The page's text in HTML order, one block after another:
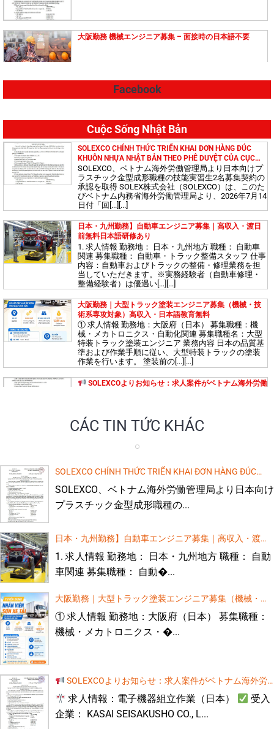
大阪勤務 機械エンジニア募集 – 面接時の日本語不要
【島根県勤務】技能実習生募集！ 高収入・日本語教育費
無料！
大阪（日本）で勤務する機械エンジニアを募集していま
す（高給、無料語学研修あり）
日本で働く建設技術者募集！高収入・日本語無料研修あ
り
【茨城県勤務】エンジニア募集！ 高待遇・日本語教育費無料！
【大阪府勤務】電気エンジニア募集！ 高待遇・日本語教
育費無料！
【愛知県・三重県】高待遇エンジニア募集！日本で活躍
するチャンス！
島根県で建設技術者募集！高給与・日本語教育無料サポ
ート
島根県で働く機械エンジニア募集（高給与・日本語教育
埼玉県の特定技能（食品加工）求人：低コスト・高収
入！
求人募集：プレス機操作・接着作業 技能実習生（男性5
【求人】CNCフライス盤加工エンジニア募集
Facebook
Cuộc Sống Nhật Bản
SOLEXCO CHÍNH THỨC TRIỂN KHAI ĐƠN HÀNG ĐÚC
KHUÔN NHỰA NHẬT BẢN THEO PHÊ DUYỆT CỦA CỤC
QUẢN LÝ LAO ĐỘNG NGOÀI NƯỚC
SOLEXCO、ベトナム海外労働管理局より日本向けプ
ラスチック金型成形職種の技能実習生2名募集契約の
承認を取得 SOLEX株式会社（SOLEXCO）は、このた
びベトナム内務省海外労働管理局より、2026年7月14
日付「回[...][...]
日本・九州勤務】自動車エンジニア募集｜高収入・渡日
前無料日本語研修あり
1. 求人情報 勤務地： 日本・九州地方 職種： 自動車
関連 募集職種： 自動車・トラック整備スタッフ 仕事
内容：自動車およびトラックの整備・修理業務を担
当していただきます。※実務経験者（自動車修理・
整備経験者）は優遇い[...][...]
大阪勤務｜大型トラック塗装エンジニア募集（機械・技
術系専攻対象）高収入・日本語教育無料
① 求人情報 勤務地：大阪府（日本） 募集職種：機
械・メカトロニクス・自動化関連 募集職種名：大型
特装トラック塗装エンジニア 業務内容 日本の品質基
準および作業手順に従い、大型特装トラックの塗装
作業を行います。 塗装前の[...][...]
SOLEXCOよりお知らせ：求人案件がベトナム海外労働
時給1,200円スタート・出国まで日本語研修無料
トロニクス 機械工学 自動化技術[...]
【島根県勤務】技能実習生募集！ 高収入・日本語教育費
無料！
1. 求人概要 勤務地： 日本・島根県 仕事内容： ・機
大阪（日本）で勤務する機械エンジニアを募集していま
す（高給、無料語学研修あり）
月給20万円スタート！正社員採用のチャンス
1. 求人情報
勤務地： 大阪府、日本
日本で働く建設技術者募集！高収入・日本語無料研修あ
り
日本勤務 建設エンジニア募集 月給25万円スター
ト！正社員採用のチャンス
【茨城県勤務】エンジニア募集！ 高待遇・日本語教育費無料！
1. 求人概要 勤務地：茨城県（日本） 募集対象：機械工学、電気・電子
工学、自動化工学、自動車工学などの関連学科を卒業された方 仕事内
容： ・機械製品の検査および梱包作業 ・NC工作機械、CNC工作機械の
操作 ・自動車部[...][...]
CÁC TIN TỨC KHÁC
SOLEXCO CHÍNH THỨC TRIỂN KHAI ĐƠN HÀNG ĐÚC
KHUÔN NHỰA NHẬT BẢN THEO PHÊ DUYỆT CỦA CỤC
QUẢN LÝ LAO ĐỘNG NGOÀI NƯỚC
SOLEXCO、ベトナム海外労働管理局より日本向け
プラスチック金型成形職種の...
日本・九州勤務】自動車エンジニア募集｜高収入・渡日
前無料日本語研修あり
1. 求人情報 勤務地： 日本・九州地方 職種： 自動
車関連 募集職種： 自動�...
大阪勤務｜大型トラック塗装エンジニア募集（機械・技
術系専攻対象）高収入・日本語教育無料
① 求人情報 勤務地：大阪府（日本） 募集職種：
機械・メカトロニクス・�...
SOLEXCOよりお知らせ：求人案件がベトナム海外労
働管理局（DOLAB）の承認を受けました。
求人情報：電子機器組立作業（日本）
受入
企業： KASAI SEISAKUSHO CO., L...